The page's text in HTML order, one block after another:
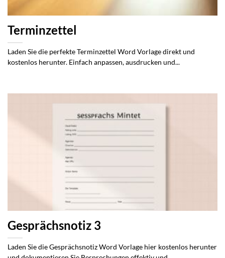
Terminzettel
Laden Sie die perfekte Terminzettel Word Vorlage direkt und
kostenlos herunter. Einfach anpassen, ausdrucken und...
Gesprächsnotiz 3
Laden Sie die Gesprächsnotiz Word Vorlage hier kostenlos herunter